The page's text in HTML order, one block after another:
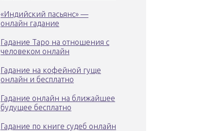
«Индийский пасьянс» —
онлайн гадание
Гадание Таро на отношения с
человеком онлайн
Гадание на кофейной гуще
онлайн и бесплатно
Гадание онлайн на ближайшее
будущее бесплатно
Гадание по книге судеб онлайн